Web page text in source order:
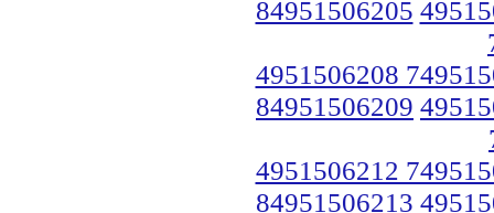
84951506205
4951506208
84951506209
4951506212
84951506213